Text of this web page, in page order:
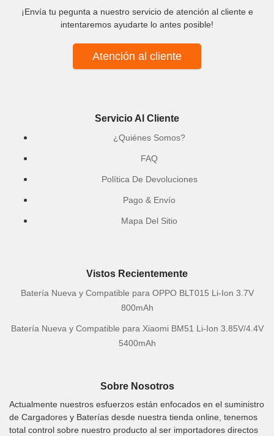
¡Envía tu pegunta a nuestro servicio de atención al cliente e
intentaremos ayudarte lo antes posible!
Atención al cliente
Servicio Al Cliente
¿Quiénes Somos?
FAQ
Política De Devoluciones
Pago & Envío
Mapa Del Sitio
Vistos Recientemente
Batería Nueva y Compatible para OPPO BLT015 Li-Ion 3.7V
800mAh
Batería Nueva y Compatible para Xiaomi BM51 Li-Ion 3.85V/4.4V
5400mAh
Sobre Nosotros
Actualmente nuestros esfuerzos están enfocados en el suministro
de Cargadores y Baterías desde nuestra tienda online, tenemos
total control sobre nuestro producto al ser importadores directos